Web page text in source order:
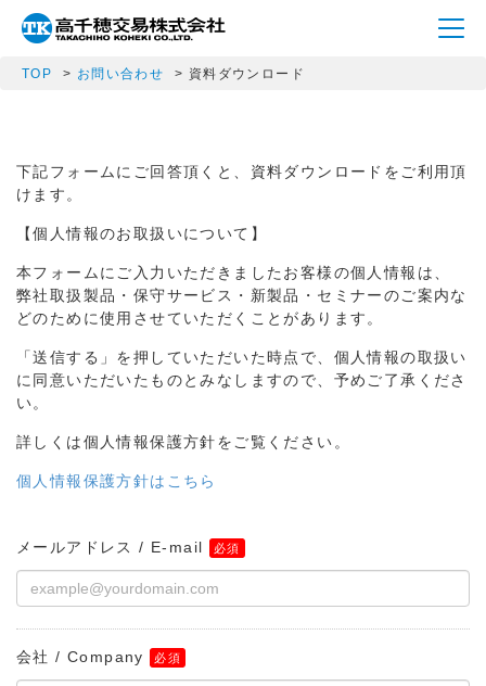
TOP お問い合わせ 資料ダウンロード
下記フォームにご回答頂くと、資料ダウンロードをご利用頂
けます。
【個人情報のお取扱いについて】
本フォームにご入力いただきましたお客様の個人情報は、
弊社取扱製品・保守サービス・新製品・セミナーのご案内な
どのために使用させていただくことがあります。
「送信する」を押していただいた時点で、個人情報の取扱い
に同意いただいたものとみなしますので、予めご了承くださ
い。
詳しくは個人情報保護方針をご覧ください。
個人情報保護方針はこちら
メールアドレス / E-mail
会社 / Company